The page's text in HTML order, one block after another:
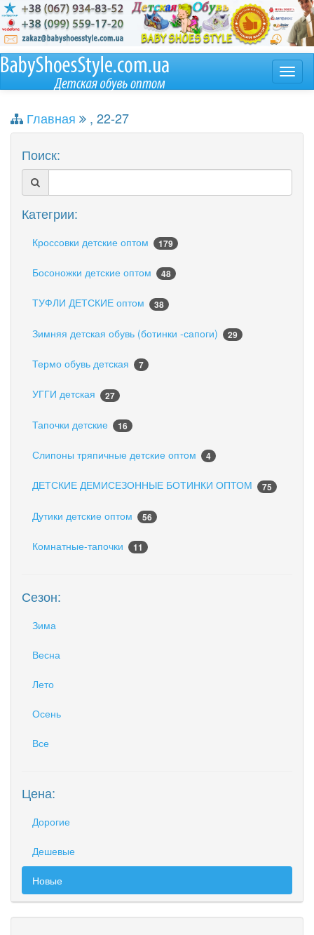
Главная
, 22-27
Поиск:
Категрии:
Кроссовки детские оптом 179
Босоножки детские оптом 48
ТУФЛИ ДЕТСКИЕ оптом 38
Зимняя детская обувь (ботинки -сапоги) 29
Термо обувь детская 7
УГГИ детская 27
Тапочки детские 16
Слипоны тряпичные детские оптом 4
ДЕТСКИЕ ДЕМИСЕЗОННЫЕ БОТИНКИ ОПТОМ 75
Дутики детские оптом 56
Комнатные-тапочки 11
Сезон:
Зима
Весна
Лето
Осень
Все
Цена:
Дорогие
Дешевые
Новые